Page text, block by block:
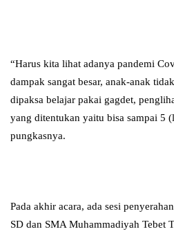
“Harus kita lihat adanya pandemi
dampak sangat besar, anak-anak
dipaksa belajar pakai gagdet,
yang ditentukan yaitu bisa sampai 5
pungkasnya.
Pada akhir acara, ada sesi
SD dan SMA Muhammadiyah Tebet